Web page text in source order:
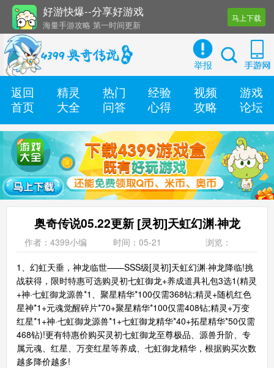
好游快爆--分享好游戏
海量手游攻略 第一时间更新
还有几十款实用辅助工具
马上下载
举报
返回
首页
精灵
大全
热门
问答
经验
心得
视频
攻略
游戏
论坛
奥奇传说05.22更新 [灵初]天虹幻渊·神龙
作者：4399小编 时间：05-21 浏览：
1、幻虹天垂，神龙临世——SSS级[灵初]天虹幻渊·神龙降临!挑
战获得，限时特惠可选购灵初七虹御龙+养成道具礼包3选1(精灵
+神·七虹御龙源兽*1、聚星精华*100仅需368钻;精灵+随机红色
星神*1+元魂觉醒碎片*70+聚星精华*100仅需408钻;精灵+万变
红星*1+神·七虹御龙源兽*1+七虹御龙精华*40+拓星精华*50仅需
468钻)!更有特惠价购买灵初七虹御龙至尊极品、源兽升阶、专
属元魂、红星、万变红星等养成、七虹御龙精华，根据购买次数
越多降价越多!